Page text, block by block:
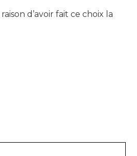
d’avoir fait ce choix la